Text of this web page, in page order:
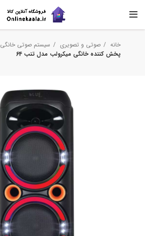
خانه صوتی و تصویری
سیستم صوتی خانگی
پخش کننده خانگی میکرولب مدل تنب 64